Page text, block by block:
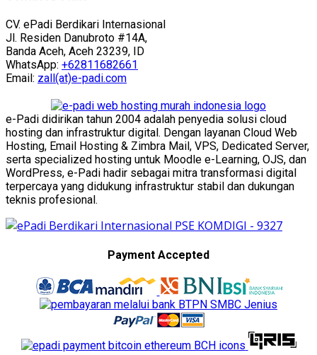
CV. ePadi Berdikari Internasional
Jl. Residen Danubroto #14A,
Banda Aceh, Aceh 23239, ID
WhatsApp: +62811682661
Email: zall(at)e-padi.com
e-Padi didirikan tahun 2004 adalah penyedia solusi cloud
hosting dan infrastruktur digital. Dengan layanan Cloud Web
Hosting, Email Hosting & Zimbra Mail, VPS, Dedicated Server,
serta specialized hosting untuk Moodle e-Learning, OJS, dan
WordPress, e-Padi hadir sebagai mitra transformasi digital
terpercaya yang didukung infrastruktur stabil dan dukungan
teknis profesional.
Payment Accepted